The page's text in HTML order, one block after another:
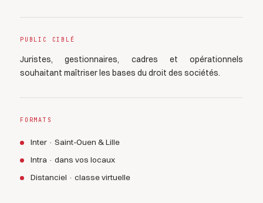
PUBLIC CIBLÉ
Juristes, gestionnaires, cadres et opérationnels
souhaitant maîtriser les bases du droit des sociétés.
FORMATS
Inter · Saint-Ouen & Lille
Intra · dans vos locaux
Distanciel · classe virtuelle